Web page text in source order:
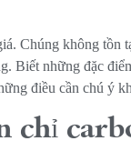
Chúng không tồn
Biết những đặc
điều cần chú ý
chỉ